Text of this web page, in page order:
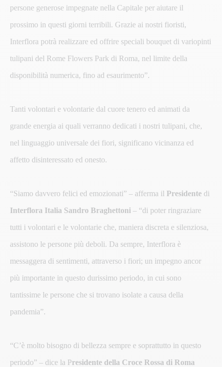
persone generose impegnate nella Capitale per aiutare il
prossimo in questi giorni terribili. Grazie ai nostri fioristi,
Interflora potrà realizzare ed offrire speciali bouquet di variopinti
tulipani del Rome Flowers Park di Roma, nel limite della
disponibilità numerica, fino ad esaurimento”.
Tanti volontari e volontarie dal cuore tenero ed animati da
grande energia ai quali verranno dedicati i nostri tulipani, che,
nel linguaggio universale dei fiori, significano vicinanza ed
affetto disinteressato ed onesto.
“Siamo davvero felici ed emozionati” – afferma il Presidente di
Interflora Italia Sandro Braghettoni – “di poter ringraziare
tutti i volontari e le volontarie che, maniera discreta e silenziosa,
assistono le persone più deboli. Da sempre, Interflora è
messaggera di sentimenti, attraverso i fiori; un impegno ancor
più importante in questo durissimo periodo, in cui sono
tantissime le persone che si trovano isolate a causa della
pandemia”.
“C’è molto bisogno di bellezza sempre e soprattutto in questo
periodo” – dice la Presidente della Croce Rossa di Roma